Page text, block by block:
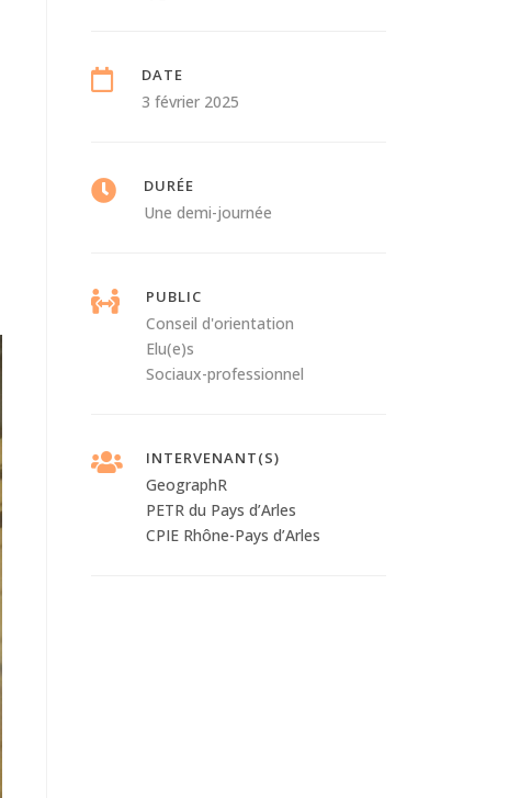
DATE
3 février 2025
DURÉE
Une demi-journée
PUBLIC
Conseil d'orientation
Elu(e)s
Sociaux-professionnel
INTERVENANT(S)
GeographR
PETR du Pays d’Arles
CPIE Rhône-Pays d’Arles